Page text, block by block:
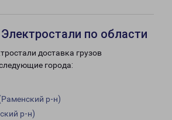
по области
доставка грузов
города:
р-н)
р-н)